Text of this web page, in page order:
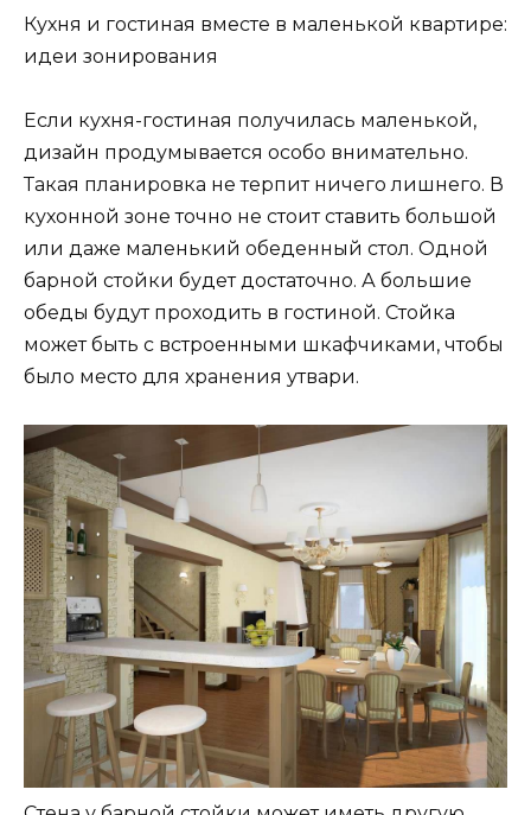
Кухня и гостиная вместе в маленькой квартире:
идеи зонирования
Если кухня-гостиная получилась маленькой,
дизайн продумывается особо внимательно.
Такая планировка не терпит ничего лишнего. В
кухонной зоне точно не стоит ставить большой
или даже маленький обеденный стол. Одной
барной стойки будет достаточно. А большие
обеды будут проходить в гостиной. Стойка
может быть с встроенными шкафчиками, чтобы
было место для хранения утвари.